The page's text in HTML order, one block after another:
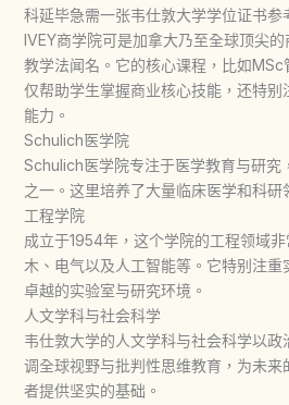
科延毕急需一张韦仕敦大学学位证书参
IVEY商学院可是加拿大乃至全球顶尖
教学法闻名。它的核心课程，比如MSc
仅帮助学生掌握商业核心技能，还特别
能力。
Schulich医学院
Schulich医学院专注于医学教育与研究
之一。这里培养了大量临床医学和科研
工程学院
成立于1954年，这个学院的工程领域
木、电气以及人工智能等。它特别注
卓越的实验室与研究环境。
人文学科与社会科学
韦仕敦大学的人文学科与社会科学以
调全球视野与批判性思维教育，为未来
者提供坚实的基础。